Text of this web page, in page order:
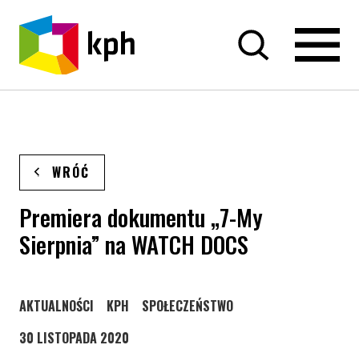
PRZEJDŹ DO TREŚCI
WRÓĆ
Premiera dokumentu „7-My
Sierpnia” na WATCH DOCS
STRONA KATEGORII WPISÓW
AKTUALNOŚCI STRONA KATEGORII WPISÓW
KPH STRONA KATEGORII WPISÓW
SPOŁECZEŃSTWO
30 LISTOPADA 2020